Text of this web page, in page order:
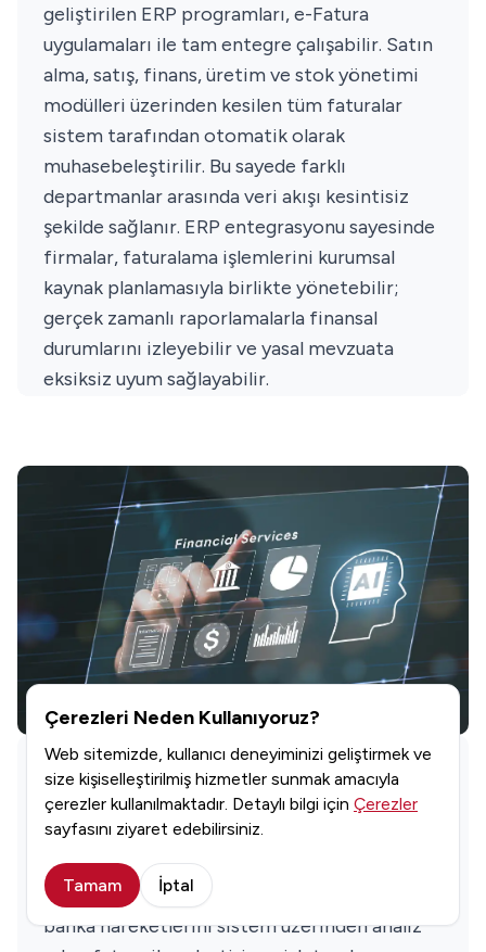
Çerezleri Neden Kullanıyoruz?
Web sitemizde, kullanıcı deneyiminizi geliştirmek ve
size kişiselleştirilmiş hizmetler sunmak amacıyla
çerezler kullanılmaktadır. Detaylı bilgi için Çerezler
sayfasını ziyaret edebilirsiniz.
Tamam İptal
geliştirilen ERP programları, e-Fatura
uygulamaları ile tam entegre çalışabilir. Satın
alma, satış, finans, üretim ve stok yönetimi
modülleri üzerinden kesilen tüm faturalar
sistem tarafından otomatik olarak
muhasebeleştirilir. Bu sayede farklı
departmanlar arasında veri akışı kesintisiz
şekilde sağlanır. ERP entegrasyonu sayesinde
firmalar, faturalama işlemlerini kurumsal
kaynak planlamasıyla birlikte yönetebilir;
gerçek zamanlı raporlamalarla finansal
durumlarını izleyebilir ve yasal mevzuata
eksiksiz uyum sağlayabilir.
BankaEntegrasyonları
Faturaya bağlı tahsilat ve ödeme
hareketlerinin banka sistemi ile eşleşmesini
sağlar. Uyumsoft e-Fatura çözümü, ilgili
banka hareketlerini sistem üzerinden analiz